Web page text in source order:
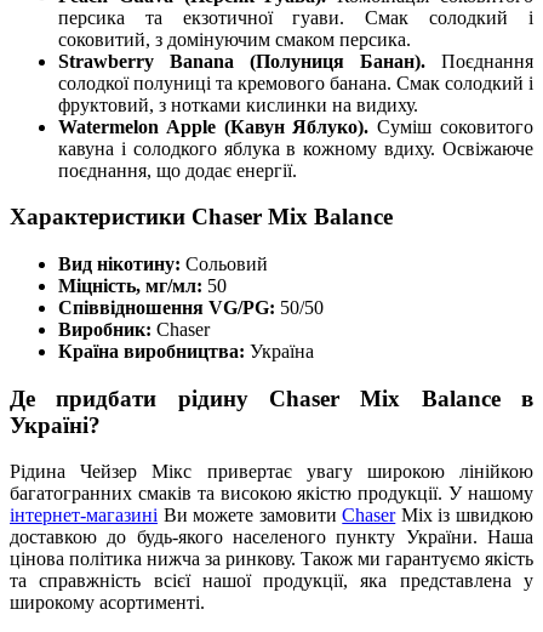
персика та екзотичної гуави. Смак солодкий і
соковитий, з домінуючим смаком персика.
Strawberry Banana (Полуниця Банан). Поєднання
солодкої полуниці та кремового банана. Смак солодкий і
фруктовий, з нотками кислинки на видиху.
Watermelon Apple (Кавун Яблуко).Суміш соковитого
кавуна і солодкого яблука в кожному вдиху. Освіжаюче
поєднання, що додає енергії.
Характеристики Chaser Mix Balance
Вид нікотину: Сольовий
Міцність, мг/мл: 50
Співвідношення VG/PG: 50/50
Виробник: Chaser
Країна виробництва: Україна
Де придбати рідину Chaser Mix Balance в
Україні?
Рідина Чейзер Мікс привертає увагу широкою лінійкою
багатогранних смаків та високою якістю продукції. У нашому
інтернет-магазині Ви можете замовитиChaserMix із швидкою
доставкою до будь-якого населеного пункту України. Наша
цінова політика нижча за ринкову. Також ми гарантуємо якість
та справжність всієї нашої продукції, яка представлена у
широкому асортименті.